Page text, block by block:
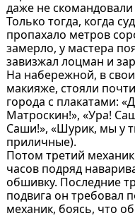
даже не
Только тогда, когда
пропахало метров
замерло, у мастера
завизжал лоцман и
На набережной, в
макияже, стояли
города с плакатами:
Матроскин!», «Ура!
Саши!», «Шурик, мы у
приличные).
Потом третий
часов подряд
обшивку. Последние
подвига он требовал
механик, боясь, что